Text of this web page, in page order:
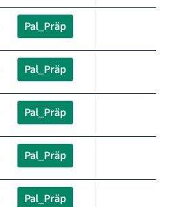
Pal_Präp
Pal_Präp
Pal_Präp
Pal_Präp
Pal_Präp